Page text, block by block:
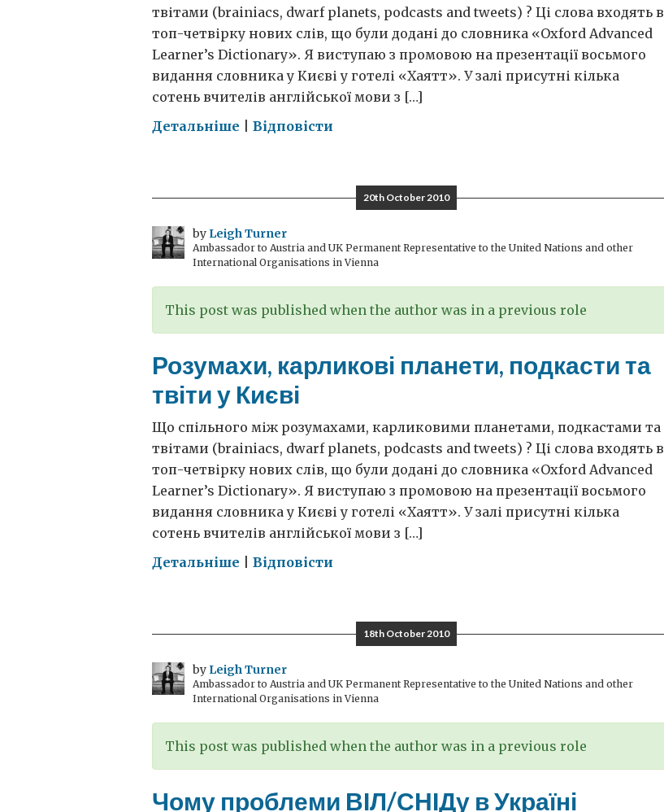
твітами (brainiacs, dwarf planets, podcasts and tweets) ? Ці слова входять в
топ-четвірку нових слів, що були додані до словника «Oxford Advanced
Learner’s Dictionary». Я виступаю з промовою на презентації восьмого
видання словника у Києві у готелі «Хаятт». У залі присутні кілька
сотень вчителів англійської мови з […]
Детальніше on
та
твіти
Відповісти
20th October 2010
by Leigh Turner
Ambassador to Austria and UK Permanent Representative to the United Nations and other
International Organisations in Vienna
This post was published when the author was in a previous role
Розумахи, карликові планети, подкасти та
твіти у Києві
Що спільного між розумахами, карликовими планетами, подкастами та
твітами (brainiacs, dwarf planets, podcasts and tweets) ? Ці слова входять в
топ-четвірку нових слів, що були додані до словника «Oxford Advanced
Learner’s Dictionary». Я виступаю з промовою на презентації восьмого
видання словника у Києві у готелі «Хаятт». У залі присутні кілька
сотень вчителів англійської мови з […]
Детальніше on
та
твіти
Відповісти
18th October 2010
by Leigh Turner
Ambassador to Austria and UK Permanent Representative to the United Nations and other
International Organisations in Vienna
This post was published when the author was in a previous role
Чому проблеми ВІЛ/СНІДу в Україні